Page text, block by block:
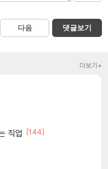
다음 댓글보기
더보기+
직업 [144]